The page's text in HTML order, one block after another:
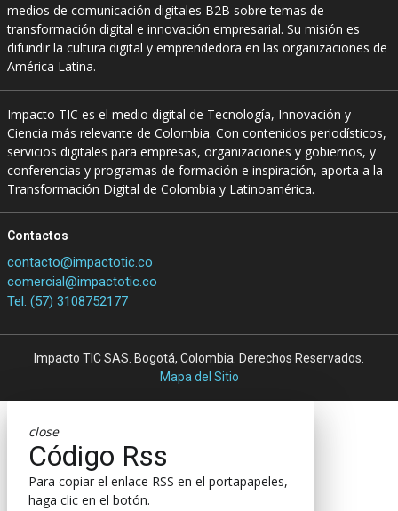
medios de comunicación digitales B2B sobre temas de
transformación digital e innovación empresarial. Su misión es
difundir la cultura digital y emprendedora en las organizaciones de
América Latina.
Impacto TIC es el medio digital de Tecnología, Innovación y
Ciencia más relevante de Colombia. Con contenidos periodísticos,
servicios digitales para empresas, organizaciones y gobiernos, y
conferencias y programas de formación e inspiración, aporta a la
Transformación Digital de Colombia y Latinoamérica.
Contactos
contacto@impactotic.co
comercial@impactotic.co
Tel. (57) 3108752177
Impacto TIC SAS. Bogotá, Colombia. Derechos Reservados.
Mapa del Sitio
close
Código Rss
Para copiar el enlace RSS en el portapapeles,
haga clic en el botón.